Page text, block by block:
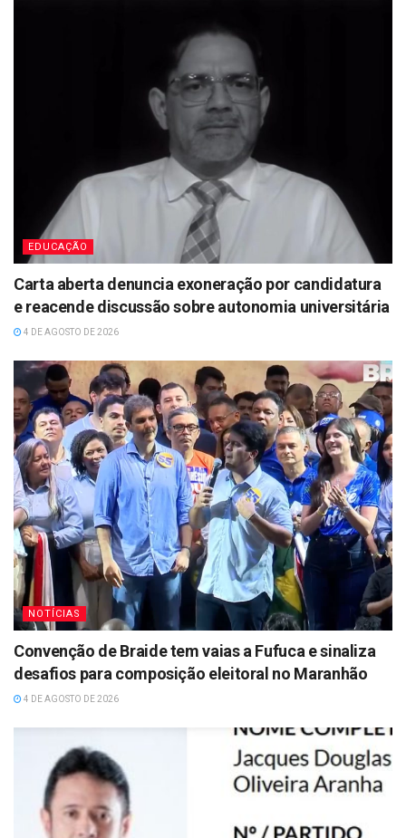
EDUCAÇÃO
Carta aberta denuncia exoneração por candidatura
e reacende discussão sobre autonomia universitária
4 DE AGOSTO DE 2026
NOTÍCIAS
Convenção de Braide tem vaias a Fufuca e sinaliza
desafios para composição eleitoral no Maranhão
4 DE AGOSTO DE 2026